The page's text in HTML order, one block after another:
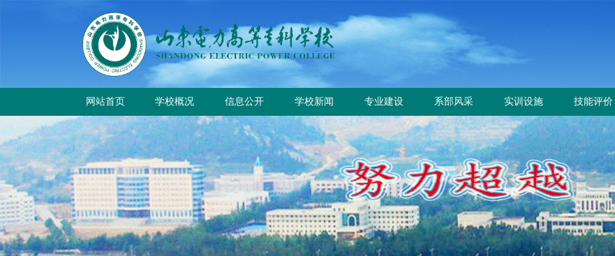
网站首页 学校概况
学校简介
学校章程
历史沿革
规章制度
校园风貌
信息公开 学校新闻
学校要闻
校园公告
专业建设
专业设置
方案标准建设
教材课程建设
师资队伍建设
实训资源建设
学生技能大赛
系部风采
电气工程系
电气自动化系
动力工程系
计量工程系
信息工程系
基础教学部
实训设施
总体简介
重点实训室
技能评价
工作信息
政策规定
评价计划
证书查询